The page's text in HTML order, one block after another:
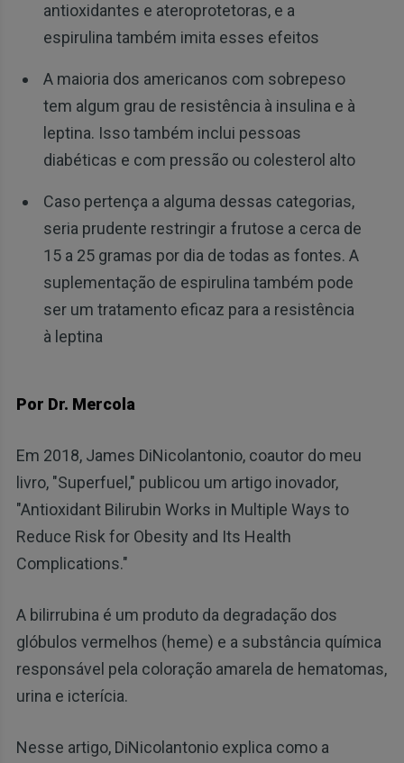
antioxidantes e ateroprotetoras, e a
espirulina também imita esses efeitos
A maioria dos americanos com sobrepeso
tem algum grau de resistência à insulina e à
leptina. Isso também inclui pessoas
diabéticas e com pressão ou colesterol alto
Caso pertença a alguma dessas categorias,
seria prudente restringir a frutose a cerca de
15 a 25 gramas por dia de todas as fontes. A
suplementação de espirulina também pode
ser um tratamento eficaz para a resistência
à leptina
Por Dr. Mercola
Em 2018, James DiNicolantonio, coautor do meu
livro, "Superfuel," publicou um artigo inovador,
"Antioxidant Bilirubin Works in Multiple Ways to
Reduce Risk for Obesity and Its Health
Complications."
A bilirrubina é um produto da degradação dos
glóbulos vermelhos (heme) e a substância química
responsável pela coloração amarela de hematomas,
urina e icterícia.
Nesse artigo, DiNicolantonio explica como a